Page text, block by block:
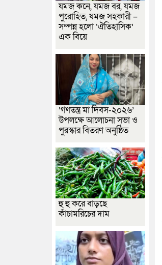
যমজ কনে, যমজ বর, যমজ
পুরোহিত, যমজ সহকারী –
সম্পন্ন হলো ‘ঐতিহাসিক’
এক বিয়ে
‘গণতন্ত্র মা দিবস-২০২৬’
উপলক্ষে আলোচনা সভা ও
পুরস্কার বিতরণ অনুষ্ঠিত
হু হু করে বাড়ছে
কাঁচামরিচের দাম